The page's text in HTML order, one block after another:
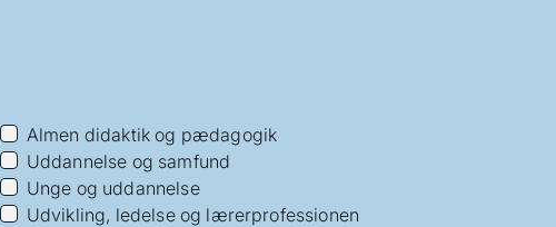
Almen didaktik og pædagogik
Uddannelse og samfund
Unge og uddannelse
Udvikling, ledelse og lærerprofessionen